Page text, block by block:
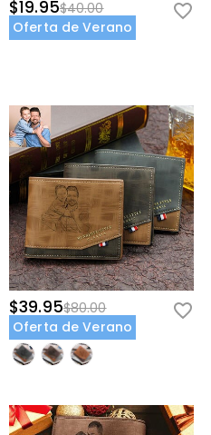
$19.95$40.00
Oferta de Verano
$39.95$80.00
Oferta de Verano